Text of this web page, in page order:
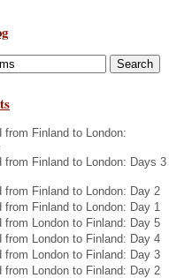
from Finland to London:
from Finland to London: Days 3
from Finland to London: Day 2
from Finland to London: Day 1
from London to Finland: Day 5
from London to Finland: Day 4
from London to Finland: Day 3
from London to Finland: Day 2